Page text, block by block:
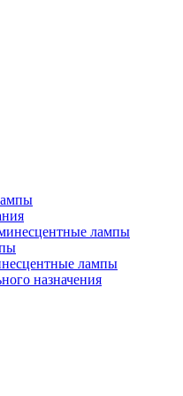
лампы
лампы
назначения